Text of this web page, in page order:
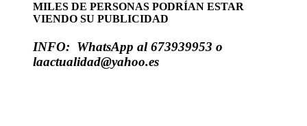
MILES DE PERSONAS PODRÍAN ESTAR
VIENDO SU PUBLICIDAD
INFO: WhatsApp al 673939953 o
laactualidad@yahoo.es